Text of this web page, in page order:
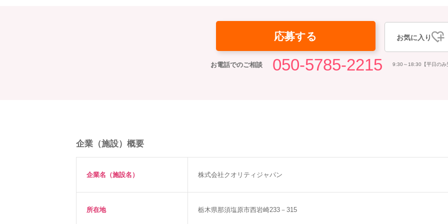
応募する お気に入り
お電話でのご相談 050-5785-2215 9:30～18:30【平日のみ
企業（施設）概要
企業名（施設名） 株式会社クオリティジャパン
所在地 栃木県那須塩原市西岩崎233－315